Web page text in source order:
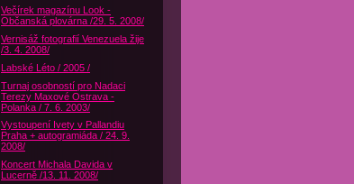
Večírek magazínu Look -
Občanská plovárna /29. 5. 2008/
Vernisáž fotografií Venezuela žije
/3. 4. 2008/
Labské Léto / 2005 /
Turnaj osobností pro Nadaci
Terezy Maxové Ostrava -
Polanka / 7. 6. 2003/
Vystoupení Ivety v Pallandiu
Praha + autogramiáda / 24. 9.
2008/
Koncert Michala Davida v
Lucerně /13. 11. 2008/